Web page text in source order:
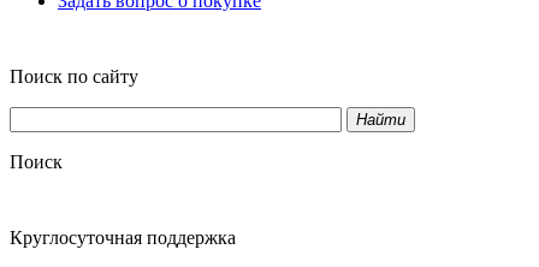
Поиск по сайту
Найти
Поиск
Круглосуточная поддержка